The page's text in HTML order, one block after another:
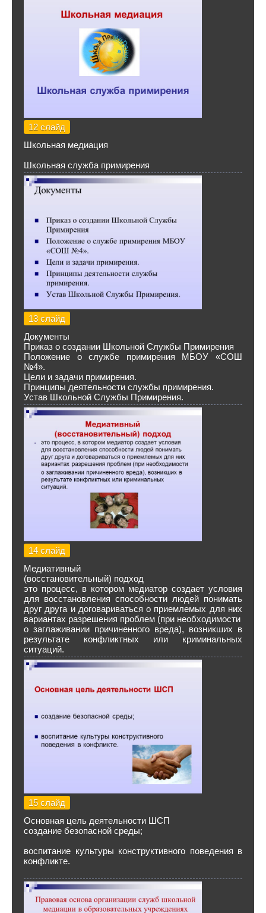
12 слайд
Школьная медиация
Школьная служба примирения
13 слайд
Документы
Приказ о создании Школьной Службы Примирения
Положение о службе примирения МБОУ «СОШ
№4».
Цели и задачи примирения.
Принципы деятельности службы примирения.
Устав Школьной Службы Примирения.
14 слайд
Медиативный
(восстановительный) подход
это процесс, в котором медиатор создает условия
для восстановления способности людей понимать
друг друга и договариваться о приемлемых для них
вариантах разрешения проблем (при необходимости
о заглаживании причиненного вреда), возникших в
результате конфликтных или криминальных
ситуаций.
15 слайд
Основная цель деятельности ШСП
создание безопасной среды;
воспитание культуры конструктивного поведения в
конфликте.